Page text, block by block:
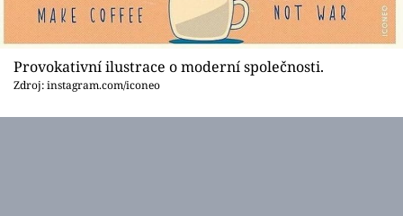
Provokativní ilustrace o moderní společnosti.
Zdroj: instagram.com/iconeo